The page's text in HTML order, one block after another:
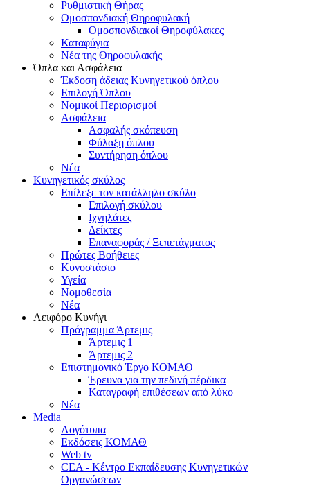
Ρυθμιστική Θήρας
Ομοσπονδιακή Θηροφυλακή
Oμοσπονδιακοί Θηροφύλακες
Καταφύγια
Νέα της Θηροφυλακής
Όπλα και Ασφάλεια
Έκδοση άδειας Κυνηγετικού όπλου
Επιλογή Όπλου
Νομικοί Περιορισμοί
Ασφάλεια
Ασφαλής σκόπευση
Φύλαξη όπλου
Συντήρηση όπλου
Νέα
Κυνηγετικός σκύλος
Επίλεξε τον κατάλληλο σκύλο
Επιλογή σκύλου
Ιχνηλάτες
Δείκτες
Επαναφοράς / Ξεπετάγματος
Πρώτες Βοήθειες
Κυνοστάσιο
Υγεία
Νομοθεσία
Νέα
Αειφόρο Κυνήγι
Πρόγραμμα Άρτεμις
Άρτεμις 1
Άρτεμις 2
Επιστημονικό Έργο ΚΟΜΑΘ
Έρευνα για την πεδινή πέρδικα
Καταγραφή επιθέσεων από λύκο
Νέα
Media
Λογότυπα
Εκδόσεις ΚΟΜΑΘ
Web tv
CEA - Κέντρο Εκπαίδευσης Κυνηγετικών
Οργανώσεων